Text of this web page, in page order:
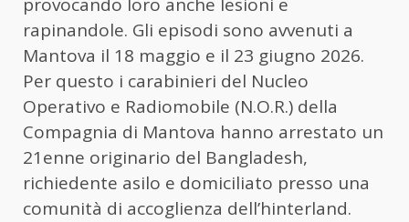
provocando loro anche lesioni e
rapinandole. Gli episodi sono avvenuti a
Mantova il 18 maggio e il 23 giugno 2026.
Per questo i carabinieri del Nucleo
Operativo e Radiomobile (N.O.R.) della
Compagnia di Mantova hanno arrestato un
21enne originario del Bangladesh,
richiedente asilo e domiciliato presso una
comunità di accoglienza dell’hinterland.